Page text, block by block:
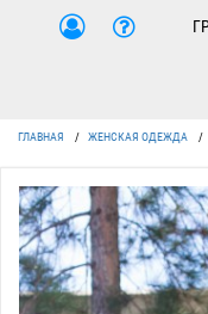
ГЛАВНАЯ / ЖЕНСКАЯ ОДЕЖДА /